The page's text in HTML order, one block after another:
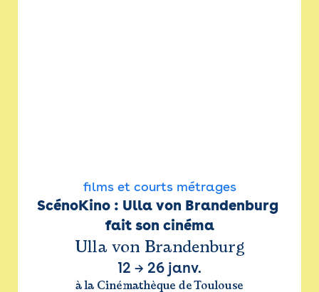
films et courts métrages
ScénoKino : Ulla von Brandenburg
fait son cinéma
Ulla von Brandenburg
12 → 26 janv.
à la Cinémathèque de Toulouse